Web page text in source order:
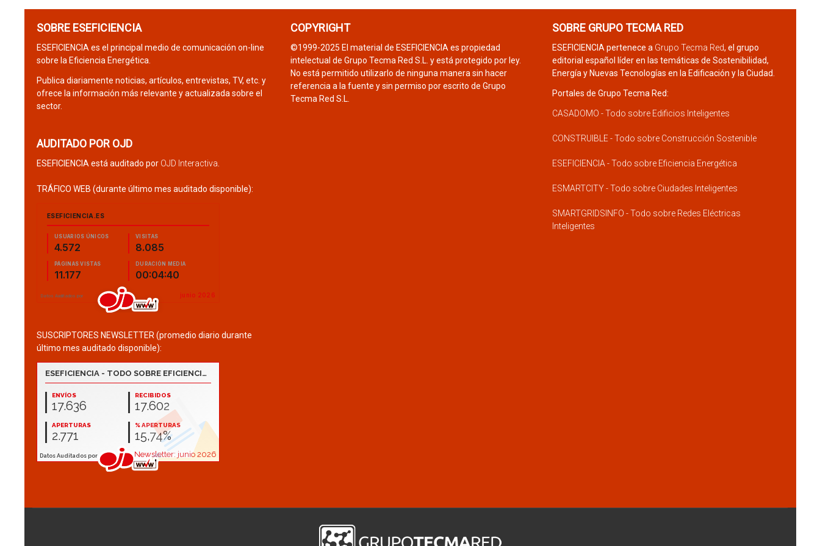
SOBRE ESEFICIENCIA
ESEFICIENCIA es el principal medio de comunicación on-line
sobre la Eficiencia Energética.
Publica diariamente noticias, artículos, entrevistas, TV, etc. y
ofrece la información más relevante y actualizada sobre el
sector.
AUDITADO POR OJD
ESEFICIENCIA está auditado por OJD Interactiva
TRÁFICO WEB (durante último mes auditado disponible):
SUSCRIPTORES NEWSLETTER (promedio diario durante
último mes auditado disponible):
COPYRIGHT
©1999-2025 El material de ESEFICIENCIA es propiedad
intelectual de Grupo Tecma Red S.L. y está protegido por ley.
No está permitido utilizarlo de ninguna manera sin hacer
referencia a la fuente y sin permiso por escrito de Grupo
Tecma Red S.L.
SOBRE GRUPO TECMA RED
ESEFICIENCIA pertenece a Grupo Tecma Red, el grupo
editorial español líder en las temáticas de Sostenibilidad,
Energía y Nuevas Tecnologías en la Edificación y la Ciudad.
Portales de Grupo Tecma Red:
CASADOMO - Todo sobre Edificios Inteligentes
CONSTRUIBLE - Todo sobre Construcción Sostenible
ESEFICIENCIA - Todo sobre Eficiencia Energética
ESMARTCITY - Todo sobre Ciudades Inteligentes
SMARTGRIDSINFO - Todo sobre Redes Eléctricas
Inteligentes